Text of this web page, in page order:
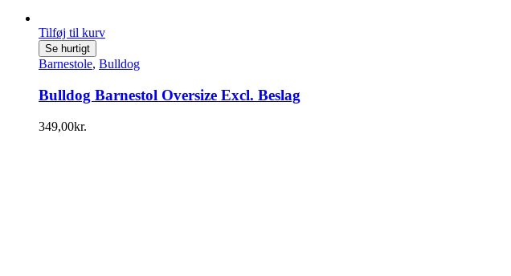
Tilføj til kurv
Se hurtigt
Barnestole, Bulldog
Bulldog Barnestol Oversize Excl. Beslag
349,00kr.